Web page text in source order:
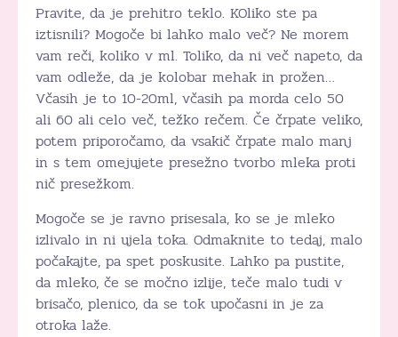
Pravite, da je prehitro teklo. KOliko ste pa
iztisnili? Mogoče bi lahko malo več? Ne morem
vam reči, koliko v ml. Toliko, da ni več napeto, da
vam odleže, da je kolobar mehak in prožen…
Včasih je to 10-20ml, včasih pa morda celo 50
ali 60 ali celo več, težko rečem. Če črpate veliko,
potem priporočamo, da vsakič črpate malo manj
in s tem omejujete presežno tvorbo mleka proti
nič presežkom.
Mogoče se je ravno prisesala, ko se je mleko
izlivalo in ni ujela toka. Odmaknite to tedaj, malo
počakajte, pa spet poskusite. Lahko pa pustite,
da mleko, če se močno izlije, teče malo tudi v
brisačo, plenico, da se tok upočasni in je za
otroka laže.